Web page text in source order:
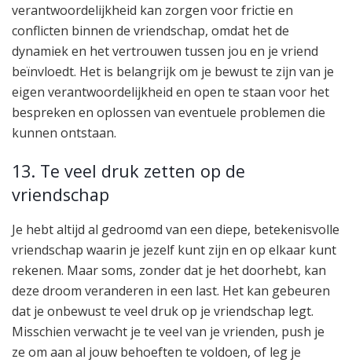
verantwoordelijkheid kan zorgen voor frictie en
conflicten binnen de vriendschap, omdat het de
dynamiek en het vertrouwen tussen jou en je vriend
beïnvloedt. Het is belangrijk om je bewust te zijn van je
eigen verantwoordelijkheid en open te staan voor het
bespreken en oplossen van eventuele problemen die
kunnen ontstaan.
13. Te veel druk zetten op de
vriendschap
Je hebt altijd al gedroomd van een diepe, betekenisvolle
vriendschap waarin je jezelf kunt zijn en op elkaar kunt
rekenen. Maar soms, zonder dat je het doorhebt, kan
deze droom veranderen in een last. Het kan gebeuren
dat je onbewust te veel druk op je vriendschap legt.
Misschien verwacht je te veel van je vrienden, push je
ze om aan al jouw behoeften te voldoen, of leg je